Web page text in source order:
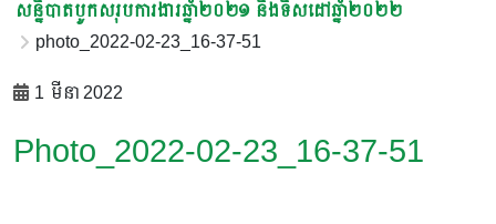
សន្និបាតបូកសរុបការងារឆ្នាំ២០២១ និងទិសដៅឆ្នាំ២០២២
photo_2022-02-23_16-37-51
1 មីនា 2022
Photo_2022-02-23_16-37-51